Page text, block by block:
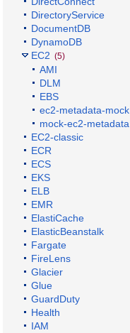
DirectoryService
DocumentDB
DynamoDB
EC2 (5)
AMI
DLM
EBS
ec2-metadata-mock
mock-ec2-metadata
EC2-classic
ECR
ECS
EKS
ELB
EMR
ElastiCache
ElasticBeanstalk
Fargate
FireLens
Glacier
Glue
GuardDuty
Health
IAM